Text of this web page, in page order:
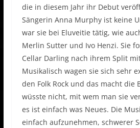
die in diesem Jahr ihr Debut
Sängerin Anna Murphy ist keine
war sie bei Eluveitie tätig, wie
Merlin Sutter und Ivo Henzi. Sie
Cellar Darling nach ihrem Split
Musikalisch wagen sie sich sehr
den Folk Rock und das macht die
wüsste nicht, mit wem man sie
es ist einfach was Neues. Die
einfach aufzunehmen, schwerer